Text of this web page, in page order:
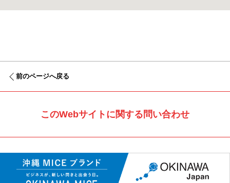
前のページへ戻る
このWebサイトに関する問い合わせ